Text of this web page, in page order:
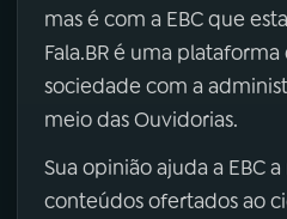
mas é com a EBC que
Fala.BR é uma
sociedade com a
meio das Ouvidorias.
Sua opinião ajuda a EBC
conteúdos ofertados ao